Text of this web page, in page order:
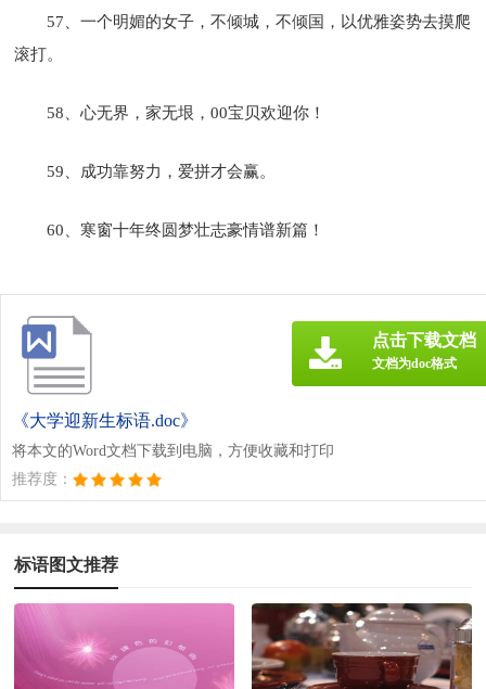
57、一个明媚的女子，不倾城，不倾国，以优雅姿势去摸爬
滚打。
58、心无界，家无垠，00宝贝欢迎你！
59、成功靠努力，爱拼才会赢。
60、寒窗十年终圆梦壮志豪情谱新篇！
《大学迎新生标语.doc》
将本文的Word文档下载到电脑，方便收藏和打印
推荐度：
点击下载文档
文档为doc格式
标语图文推荐